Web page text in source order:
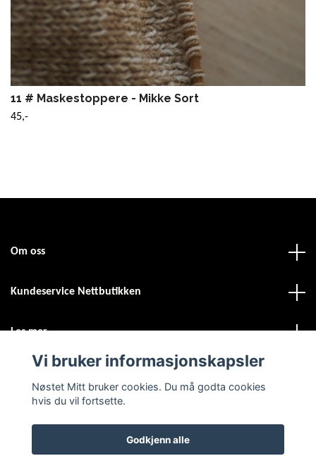
11 # Maskestoppere - Mikke Sort
45,-
Om oss
Kundeservice Nettbutikken
Les mer
Vi bruker informasjonskapsler
Nøstet Mitt bruker cookies. Du må godta cookies
hvis du vil fortsette.
Godkjenn alle